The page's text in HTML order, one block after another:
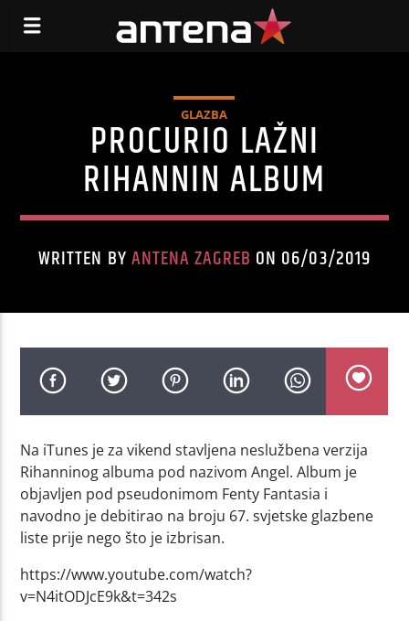
GLAZBA
PROCURIO LAŽNI
RIHANNIN ALBUM
WRITTEN BYANTENA ZAGREB ON 06/03/2019
Na iTunes je za vikend stavljena neslužbena verzija
Rihanninog albuma pod nazivom Angel. Album je
objavljen pod pseudonimom Fenty Fantasia i
navodno je debitirao na broju 67. svjetske glazbene
liste prije nego što je izbrisan.
https://www.youtube.com/watch?
v=N4itODJcE9k&t=342s